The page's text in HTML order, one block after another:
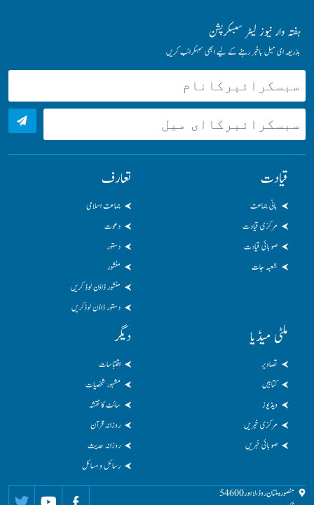
ہفتہ وار نیوز لیٹر سبسکرپشن
بذریعہ ای میل باخبر رہنے کے لیے ابھی سبسکرائب کریں
قیادت
بانی جماعت
مرکزی قیادت
صوبائی قیادت
شعبہ جات
تعارف
جماعت اسلامی
دعوت
دستور
منشور
منشور ڈاؤن لوڈ کریں
دستور ڈاؤن لوڈکریں
ملٹی میڈیا
تصاویر
کتابیں
ویڈیوز
مرکزی خبریں
صوبائی خبریں
دیگر
اقتباسات
مشہور شخصیات
سائٹ کا نقشہ
روزانہ قرآن
روزانہ حدیث
رسائل و مسائل
منصورہ ملتان روڈ، لاہور 54600